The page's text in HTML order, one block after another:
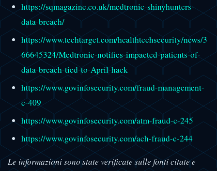
https://sqmagazine.co.uk/medtronic-shinyhunters-
data-breach/
https://www.techtarget.com/healthtechsecurity/news/3
66645324/Medtronic-notifies-impacted-patients-of-
data-breach-tied-to-April-hack
https://www.govinfosecurity.com/fraud-management-
c-409
https://www.govinfosecurity.com/atm-fraud-c-245
https://www.govinfosecurity.com/ach-fraud-c-244
Le informazioni sono state verificate sulle fonti citate e